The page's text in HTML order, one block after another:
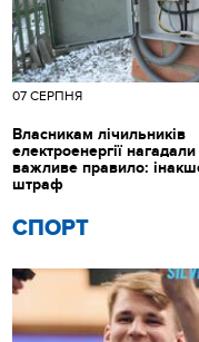
СПОРТ
07 СЕРПНЯ
Власникам лічильників
електроенергії
важливе правило:
штраф